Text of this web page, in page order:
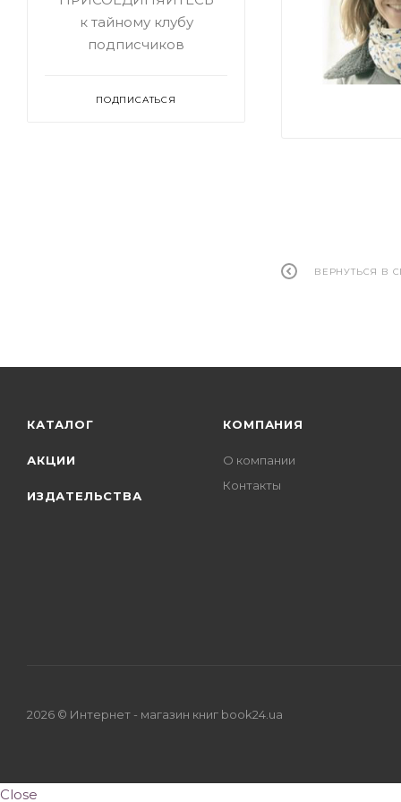
ВЕРНУТЬСЯ В
к тайному клубу
подписчиков
ПОДПИСАТЬСЯ
КАТАЛОГ
АКЦИИ
ИЗДАТЕЛЬСТВА
КОМПАНИЯ
О компании
Контакты
2026 © Интернет - магазин книг book24.ua
Close